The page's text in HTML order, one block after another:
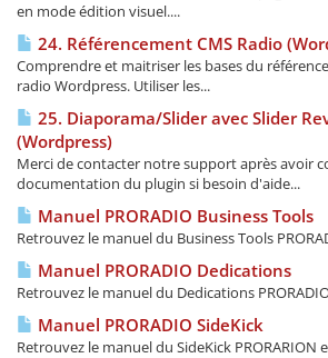
en mode édition visuel....
24. Référencement CMS Radio
Comprendre et maitriser les bases du
radio Wordpress. Utiliser les...
25. Diaporama/Slider avec Slider
(Wordpress)
Merci de contacter notre support après avoir
documentation du plugin si besoin d'aide...
Manuel PRORADIO Business Tools
Retrouvez le manuel du Business Tools
Manuel PRORADIO Dedications
Retrouvez le manuel du Dedications
Manuel PRORADIO SideKick
Retrouvez le manuel du SideKick PRORARION